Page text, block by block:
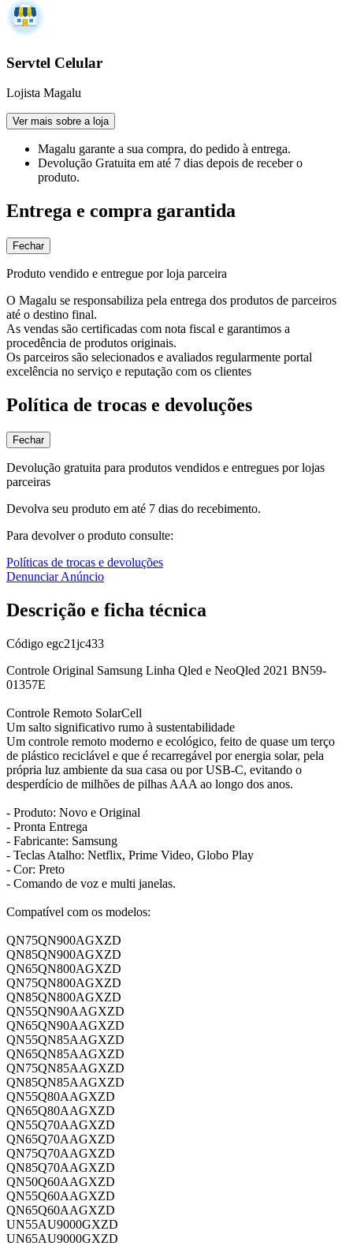
Servtel Celular
Lojista Magalu
Ver mais sobre a loja
Magalu garante a sua compra, do pedido à entrega.
Devolução Gratuita em até 7 dias depois de receber o
produto.
Entrega e compra garantida
Fechar
Produto vendido e entregue por loja parceira
O Magalu se responsabiliza pela entrega dos produtos de parceiros
até o destino final.
As vendas são certificadas com nota fiscal e garantimos a
procedência de produtos originais.
Os parceiros são selecionados e avaliados regularmente portal
excelência no serviço e reputação com os clientes
Política de trocas e devoluções
Fechar
Devolução gratuita para produtos vendidos e entregues por lojas
parceiras
Devolva seu produto em até 7 dias do recebimento.
Para devolver o produto consulte:
Políticas de trocas e devoluções
Denunciar Anúncio
Descrição e ficha técnica
Código egc21jc433
Controle Original Samsung Linha Qled e NeoQled 2021 BN59-
01357E
Controle Remoto SolarCell
Um salto significativo rumo à sustentabilidade
Um controle remoto moderno e ecológico, feito de quase um terço
de plástico reciclável e que é recarregável por energia solar, pela
própria luz ambiente da sua casa ou por USB-C, evitando o
desperdício de milhões de pilhas AAA ao longo dos anos.
- Produto: Novo e Original
- Pronta Entrega
- Fabricante: Samsung
- Teclas Atalho: Netflix, Prime Video, Globo Play
- Cor: Preto
- Comando de voz e multi janelas.
Compatível com os modelos:
QN75QN900AGXZD
QN85QN900AGXZD
QN65QN800AGXZD
QN75QN800AGXZD
QN85QN800AGXZD
QN55QN90AAGXZD
QN65QN90AAGXZD
QN55QN85AAGXZD
QN65QN85AAGXZD
QN75QN85AAGXZD
QN85QN85AAGXZD
QN55Q80AAGXZD
QN65Q80AAGXZD
QN55Q70AAGXZD
QN65Q70AAGXZD
QN75Q70AAGXZD
QN85Q70AAGXZD
QN50Q60AAGXZD
QN55Q60AAGXZD
QN65Q60AAGXZD
UN55AU9000GXZD
UN65AU9000GXZD